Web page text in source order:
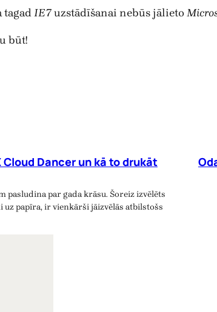
tagadIE7uzstādīšanai nebūs jālieto
būt!
Cloud Dancer un kā to drukāt
pasludina par gada krāsu. Šoreiz izvēlēts
uz papīra, ir vienkārši jāizvēlās atbilstošs